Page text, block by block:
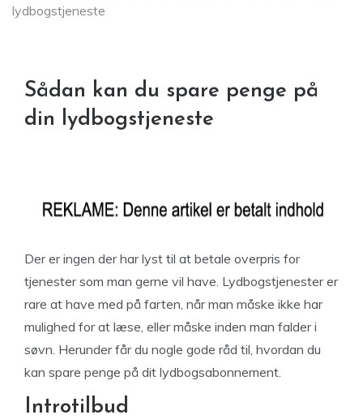
lydbogstjeneste
Sådan kan du spare penge på
din lydbogstjeneste
Der er ingen der har lyst til at betale overpris for
tjenester som man gerne vil have. Lydbogstjenester er
rare at have med på farten, når man måske ikke har
mulighed for at læse, eller måske inden man falder i
søvn. Herunder får du nogle gode råd til, hvordan du
kan spare penge på dit lydbogsabonnement.
Introtilbud